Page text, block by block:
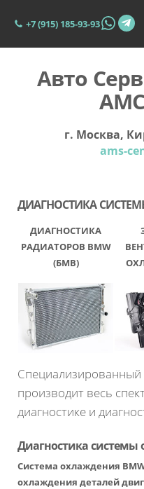
+7 (915) 185-93-93
Авто
г. Москва,
ams-
ДИАГНОСТИКА
ДИАГНОСТИКА
РАДИАТОРОВ BMW
(БМВ)
производит весь
диагностике и
Диагностика системы
Система охлаждения
охлаждения деталей